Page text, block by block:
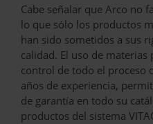
Cabe señalar que Arco no
lo que sólo los productos
han sido sometidos a sus
calidad. El uso de
control de todo el proceso
años de experiencia,
de garantía en todo su
productos del sistema